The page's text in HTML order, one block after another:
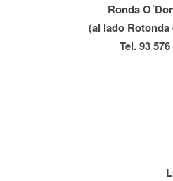
Ronda
(al lado Rotonda
Tel. 93